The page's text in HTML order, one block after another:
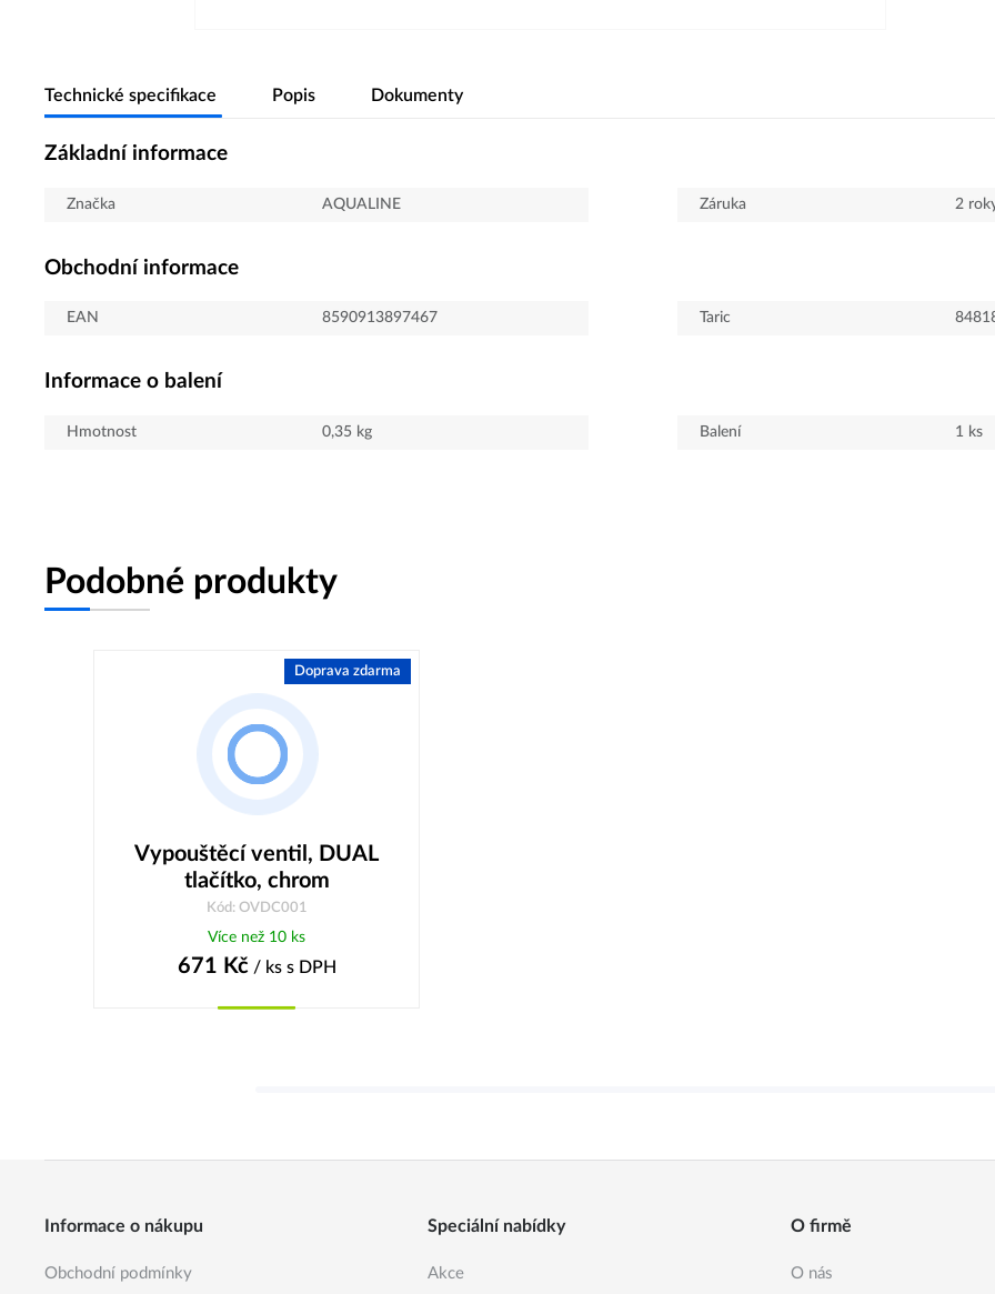
Technické specifikace Popis Dokumenty
Základní informace
Značka AQUALINE Záruka 2
Obchodní informace
EAN 8590913897467 Taric
Informace o balení
Hmotnost 0,35 kg Balení 1 ks
Podobné produkty
Doprava zdarma
Vypouštěcí ventil, DUAL
tlačítko, chrom
Kód: OVDC001
Více než 10 ks
671 Kč/ ks s DPH
Informace o nákupu
Obchodní podmínky
Speciální nabídky
Akce
O firmě
O nás